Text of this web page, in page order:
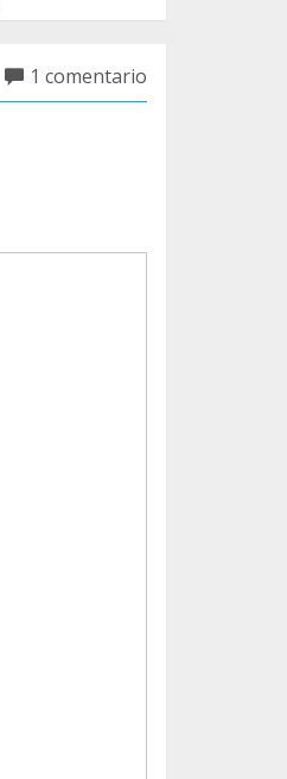
1 comentario